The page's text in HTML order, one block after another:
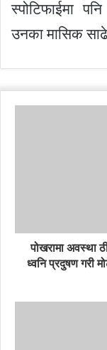
स्पोटिफाईमा
उनका मासिक
पोखरामा अवस्था
ध्वनि प्रदुषण गरी